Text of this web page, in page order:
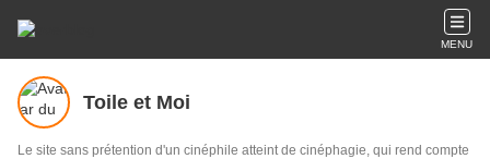
MENU
Toile et Moi
Le site sans prétention d'un cinéphile atteint de cinéphagie, qui rend compte